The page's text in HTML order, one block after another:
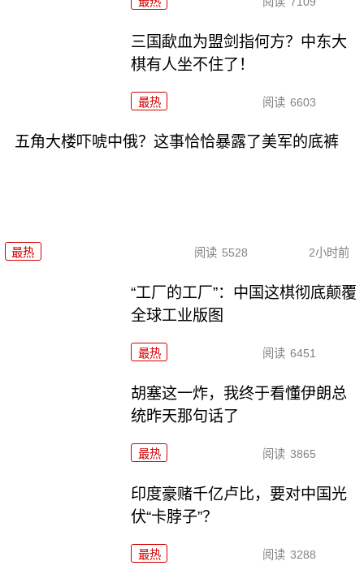
三国歃血为盟剑指何方？中东大
棋有人坐不住了！
最热 阅读 6603
五角大楼吓唬中俄？这事恰恰暴露了美军的底裤
最热 阅读 5528 2小时前
“工厂的工厂”：中国这棋彻底颠覆
全球工业版图
最热 阅读 6451
胡塞这一炸，我终于看懂伊朗总
统昨天那句话了
最热 阅读 3865
印度豪赌千亿卢比，要对中国光
伏“卡脖子”？
最热 阅读 3288